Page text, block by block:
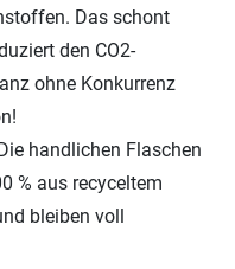
Das schont
den CO2-
ohne Konkurrenz
handlichen Flaschen
% aus recyceltem
bleiben voll